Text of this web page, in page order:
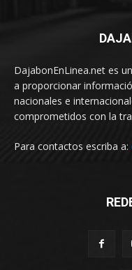
DajabonEnLinea.net es
a proporcionar
nacionales e
comprometidos con la
Para contactos escriba a: